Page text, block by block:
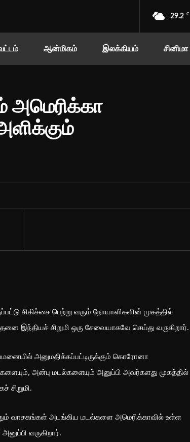
29.2 C
ஆன்மிகம் இலக்கியம் சினிமா
அமெரிக்கா
சிகிச்சை பெற்று வரும் நோயாளிகளின் முகத்தில்
சிறுமி ஒரு சேவையாகவே செய்து வருகிறார்.
அனுமதிக்கப்பட்டிருக்கும் கொரோனா
அன்பு மடல்களையும் அனுப்பி அவர்களது முகத்தில்
சிறுமி.
வாசகங்கள் அடங்கிய மடல்களை அமெரிக்காவில் உள்ள
வருகிறார்.